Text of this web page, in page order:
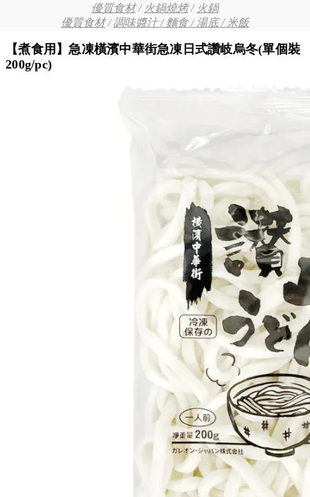
優質食材/ 火鍋燒烤/ 火鍋
優質食材/調味醬汁 / 麵食 / 湯底 / 米飯
【煮食用】急凍橫濱中華街急凍日式讚岐烏冬(單個裝
200g/pc)